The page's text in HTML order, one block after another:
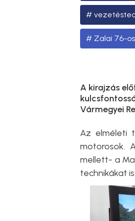
Zalai 76-
A kirajzás
Vármegyei
Az elméleti
motorosok.
mellett- a
technikákat